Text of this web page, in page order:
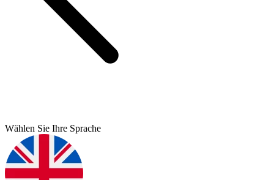
Wählen Sie Ihre Sprache